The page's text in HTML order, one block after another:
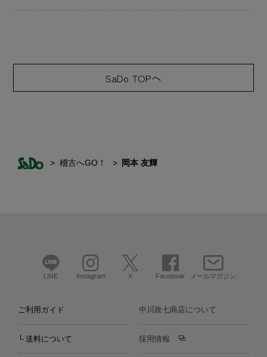
SaDo TOPへ
稽古へGO！ 岡本 友輝
LINE Instagram X Facebook メールマガジン
ご利用ガイド
└ 送料について
中川政七商店について
採用情報